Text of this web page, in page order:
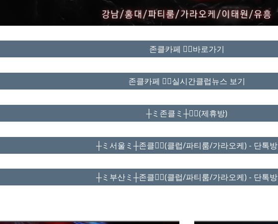
존클카페 ❤️‍🔥바로가기
존클카페 ❤️‍🔥실시간클럽뉴스 보기
┼ミ존클ミ┼❤️‍🔥(제휴방)
┼ミ서울ミ┼존클❤️‍🔥(클럽/파티룸/가라오케) - 단톡방
┼ミ부산ミ┼존클❤️‍🔥(클럽/파티룸/가라오케) - 단톡방